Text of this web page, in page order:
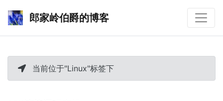
郎家岭伯爵的博客
当前位于"Linux"标签下